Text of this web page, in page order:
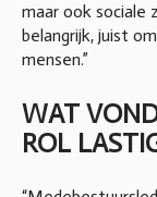
maar ook sociale
belangrijk, juist
mensen.”
WAT
ROL